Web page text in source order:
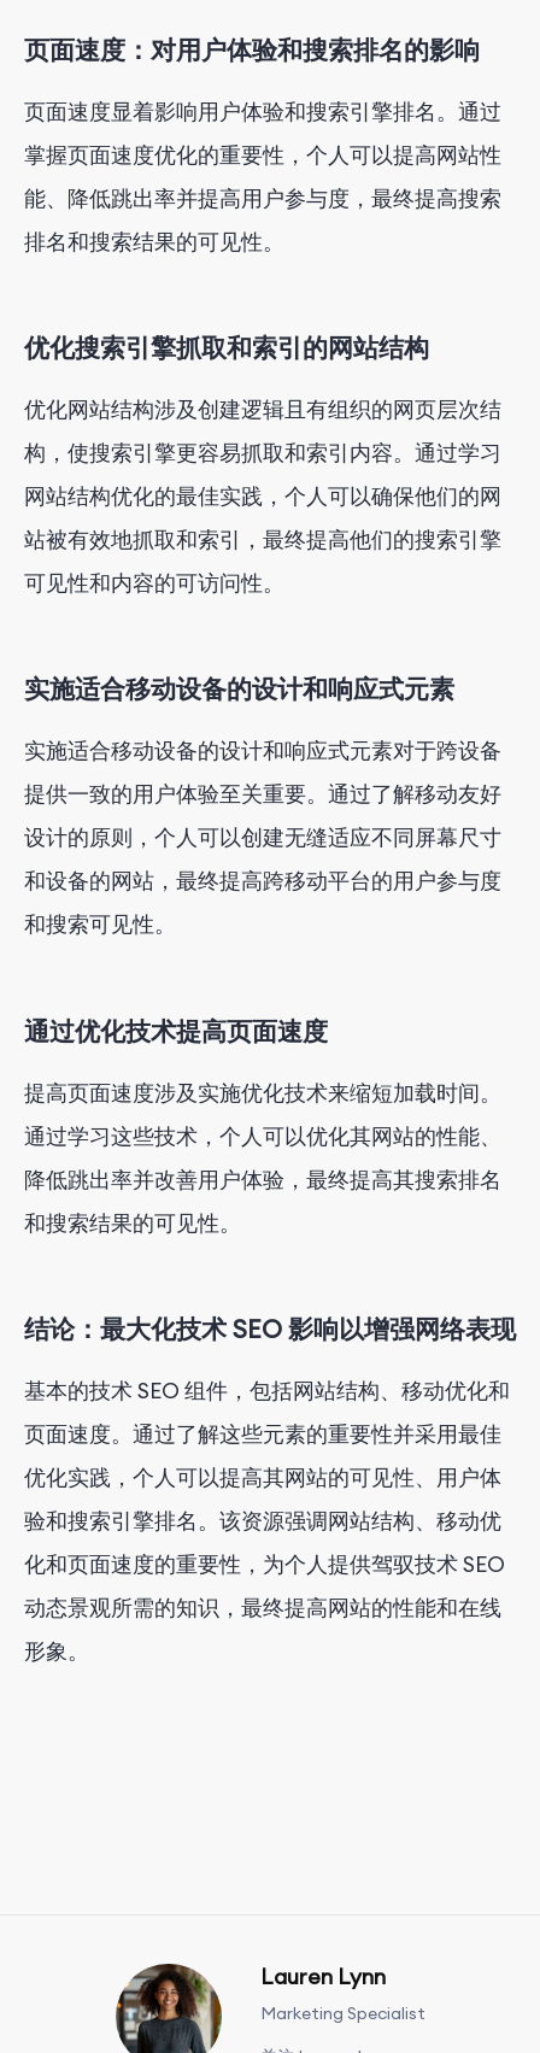
页面速度：对用户体验和搜索排名的影响
页面速度显着影响用户体验和搜索引擎排名。通过
掌握页面速度优化的重要性，个人可以提高网站性
能、降低跳出率并提高用户参与度，最终提高搜索
排名和搜索结果的可见性。
优化搜索引擎抓取和索引的网站结构
优化网站结构涉及创建逻辑且有组织的网页层次结
构，使搜索引擎更容易抓取和索引内容。通过学习
网站结构优化的最佳实践，个人可以确保他们的网
站被有效地抓取和索引，最终提高他们的搜索引擎
可见性和内容的可访问性。
实施适合移动设备的设计和响应式元素
实施适合移动设备的设计和响应式元素对于跨设备
提供一致的用户体验至关重要。通过了解移动友好
设计的原则，个人可以创建无缝适应不同屏幕尺寸
和设备的网站，最终提高跨移动平台的用户参与度
和搜索可见性。
通过优化技术提高页面速度
提高页面速度涉及实施优化技术来缩短加载时间。
通过学习这些技术，个人可以优化其网站的性能、
降低跳出率并改善用户体验，最终提高其搜索排名
和搜索结果的可见性。
结论：最大化技术 SEO 影响以增强网络表现
基本的技术 SEO 组件，包括网站结构、移动优化和
页面速度。通过了解这些元素的重要性并采用最佳
优化实践，个人可以提高其网站的可见性、用户体
验和搜索引擎排名。该资源强调网站结构、移动优
化和页面速度的重要性，为个人提供驾驭技术 SEO
动态景观所需的知识，最终提高网站的性能和在线
形象。
Lauren Lynn
Marketing Specialist